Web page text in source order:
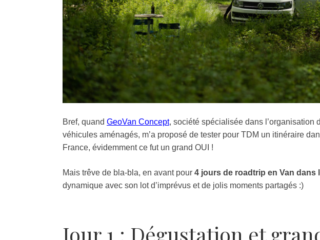
Bref, quand GeoVan Concept, société spécialisée dans l’organisation
véhicules aménagés, m’a proposé de tester pour TDM un itinéraire
France, évidemment ce fut un grand OUI !
Mais trêve de bla-bla, en avant pour 4 jours de roadtrip en Van
dynamique avec son lot d’imprévus et de jolis moments partagés :)
Jour 1 : Dégustation et